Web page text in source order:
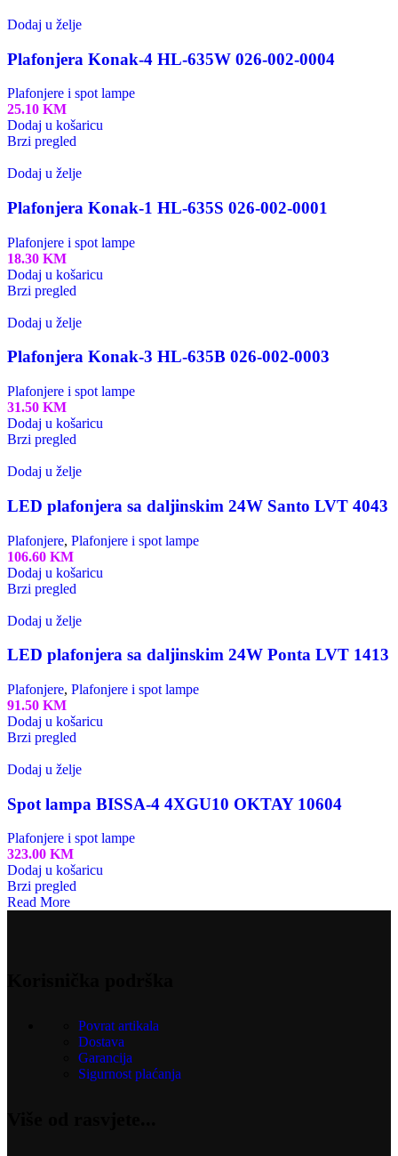
Dodaj u želje
Plafonjera Konak-4 HL-635W 026-002-0004
Plafonjere i spot lampe
25.10 KM
Dodaj u košaricu
Brzi pregled
Dodaj u želje
Plafonjera Konak-1 HL-635S 026-002-0001
Plafonjere i spot lampe
18.30 KM
Dodaj u košaricu
Brzi pregled
Dodaj u želje
Plafonjera Konak-3 HL-635B 026-002-0003
Plafonjere i spot lampe
31.50 KM
Dodaj u košaricu
Brzi pregled
Dodaj u želje
LED plafonjera sa daljinskim 24W Santo LVT 4043
Plafonjere, Plafonjere i spot lampe
106.60 KM
Dodaj u košaricu
Brzi pregled
Dodaj u želje
LED plafonjera sa daljinskim 24W Ponta LVT 1413
Plafonjere, Plafonjere i spot lampe
91.50 KM
Dodaj u košaricu
Brzi pregled
Dodaj u želje
Spot lampa BISSA-4 4XGU10 OKTAY 10604
Plafonjere i spot lampe
323.00 KM
Dodaj u košaricu
Brzi pregled
Read More
Povrat artikala
Dostava
Garancija
Sigurnost plaćanja